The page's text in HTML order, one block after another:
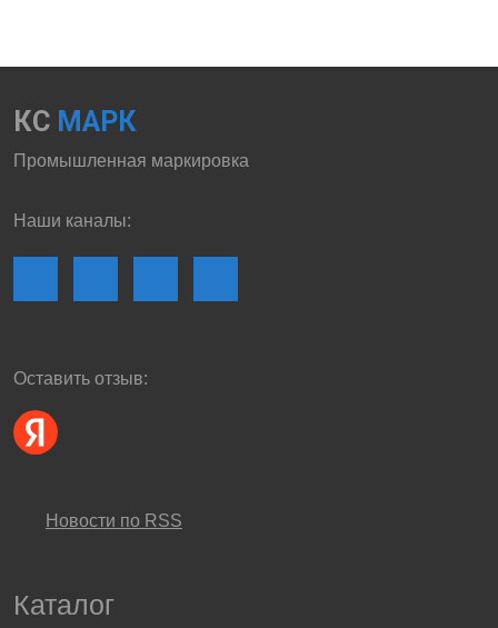
КС МАРК
Промышленная маркировка
Наши каналы:
Оставить отзыв:
Новости по RSS
Каталог